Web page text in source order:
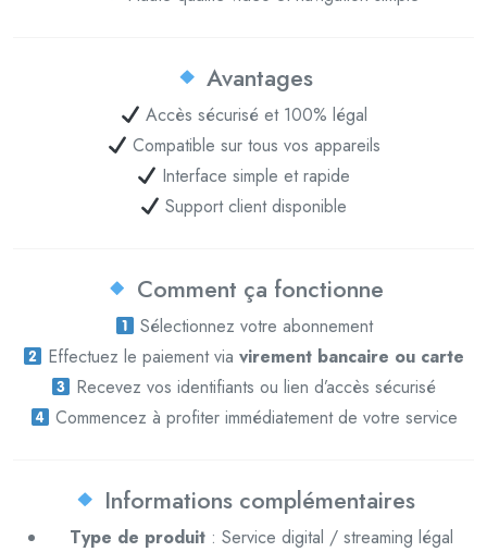
Avantages
Accès sécurisé et 100% légal
Compatible sur tous vos appareils
Interface simple et rapide
Support client disponible
Comment ça fonctionne
Sélectionnez votre abonnement
Effectuez le paiement viavirement bancaire ou carte
Recevez vos identifiants ou lien d’accès sécurisé
Commencez à profiter immédiatement de votre service
Informations complémentaires
Type de produit: Service digital / streaming légal